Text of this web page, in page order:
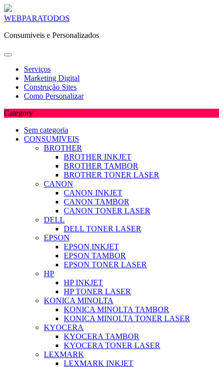
Skip
content
WEBPARATODOS
Consumiveis e Personalizados
Serviços
Marketing Digital
Construção Sites
Como Personalizar
Category
Sem categoria
CONSUMIVEIS
BROTHER
BROTHER INKJET
BROTHER TAMBOR
BROTHER TONER LASER
CANON
CANON INKJET
CANON TAMBOR
CANON TONER LASER
DELL
DELL TONER LASER
EPSON
EPSON INKJET
EPSON TAMBOR
EPSON TONER LASER
HP
HP INKJET
HP TONER LASER
KONICA MINOLTA
KONICA MINOLTA TAMBOR
KONICA MINOLTA TONER LASER
KYOCERA
KYOCERA TAMBOR
KYOCERA TONER LASER
LEXMARK
LEXMARK INKJET